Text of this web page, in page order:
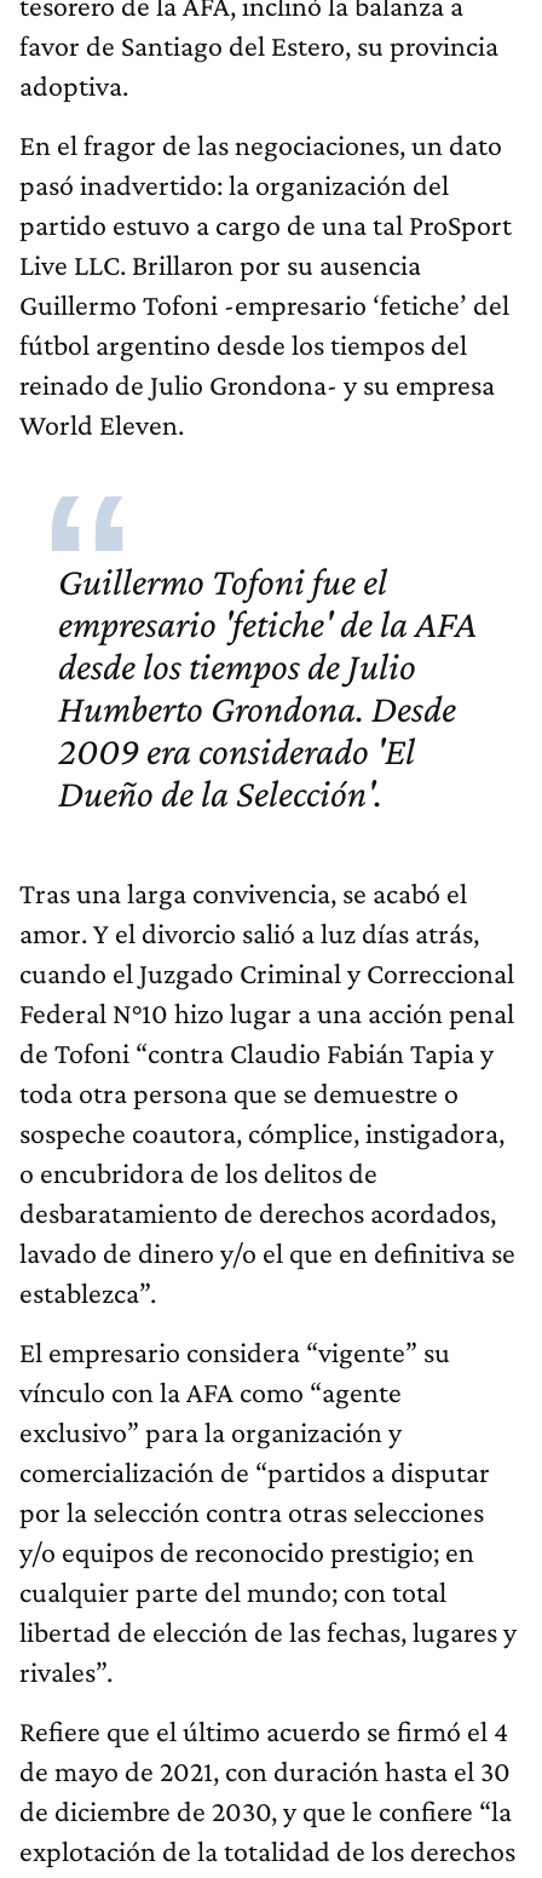
favor de Santiago del Estero, su provincia
adoptiva.
En el fragor de las negociaciones, un dato
pasó inadvertido: la organización del
partido estuvo a cargo de una tal ProSport
Live LLC. Brillaron por su ausencia
Guillermo Tofoni -empresario ‘fetiche’ del
fútbol argentino desde los tiempos del
reinado de Julio Grondona- y su empresa
World Eleven.
Guillermo Tofoni fue el
empresario 'fetiche' de la AFA
desde los tiempos de Julio
Humberto Grondona. Desde
2009 era considerado 'El
Dueño de la Selección'.
Tras una larga convivencia, se acabó el
amor. Y el divorcio salió a luz días atrás,
cuando el Juzgado Criminal y Correccional
Federal N°10 hizo lugar a una acción penal
de Tofoni “contra Claudio Fabián Tapia y
toda otra persona que se demuestre o
sospeche coautora, cómplice, instigadora,
o encubridora de los delitos de
desbaratamiento de derechos acordados,
lavado de dinero y/o el que en definitiva se
establezca”.
El empresario considera “vigente” su
vínculo con la AFA como “agente
exclusivo” para la organización y
comercialización de “partidos a disputar
por la selección contra otras selecciones
y/o equipos de reconocido prestigio; en
cualquier parte del mundo; con total
libertad de elección de las fechas, lugares y
rivales”.
Refiere que el último acuerdo se firmó el 4
de mayo de 2021, con duración hasta el 30
de diciembre de 2030, y que le confiere “la
explotación de la totalidad de los derechos